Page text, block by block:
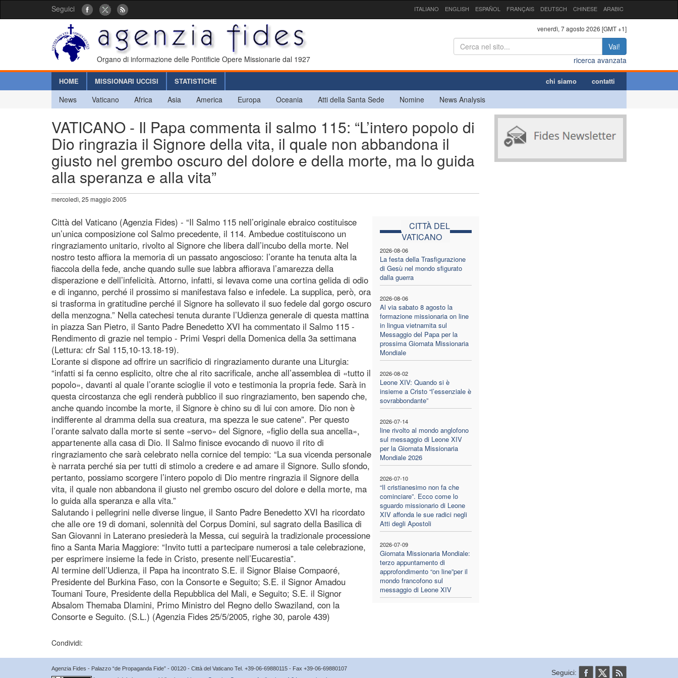
Seguici ITALIANO ENGLISH ESPAÑOL FRANÇAIS DEUTSCH CHINESE ARABIC
Organo di informazione delle Pontificie Opere Missionarie dal 1927
venerdì, 7 agosto 2026 [GMT +1]
Vai!
ricerca avanzata
HOME MISSIONARI UCCISI STATISTICHE chi siamo contatti
News Vaticano Africa Asia America Europa Oceania Atti della Santa Sede Nomine News Analysis
VATICANO - Il Papa commenta il salmo 115: “L’intero popolo di
Dio ringrazia il Signore della vita, il quale non abbandona il
giusto nel grembo oscuro del dolore e della morte, ma lo guida
alla speranza e alla vita”
mercoledì, 25 maggio 2005
CITTÀ DEL
VATICANO
2026-08-06
La festa della Trasfigurazione
di Gesù nel mondo sfigurato
dalla guerra
2026-08-06
Al via sabato 8 agosto la
formazione missionaria on line
in lingua vietnamita sul
Messaggio del Papa per la
prossima Giornata Missionaria
Mondiale
2026-08-02
Leone XIV: Quando si è
insieme a Cristo “l’essenziale è
sovrabbondante”
2026-07-14
line rivolto al mondo anglofono
sul messaggio di Leone XIV
per la Giornata Missionaria
Mondiale 2026
2026-07-10
“Il cristianesimo non fa che
cominciare”. Ecco come lo
sguardo missionario di Leone
XIV affonda le sue radici negli
Atti degli Apostoli
2026-07-09
Giornata Missionaria Mondiale:
terzo appuntamento di
approfondimento “on line”per il
mondo francofono sul
messaggio di Leone XIV
Città del Vaticano (Agenzia Fides) - “Il Salmo 115 nell’originale ebraico costituisce
un’unica composizione col Salmo precedente, il 114. Ambedue costituiscono un
ringraziamento unitario, rivolto al Signore che libera dall’incubo della morte. Nel
nostro testo affiora la memoria di un passato angoscioso: l’orante ha tenuta alta la
fiaccola della fede, anche quando sulle sue labbra affiorava l’amarezza della
disperazione e dell’infelicità. Attorno, infatti, si levava come una cortina gelida di odio
e di inganno, perché il prossimo si manifestava falso e infedele. La supplica, però, ora
si trasforma in gratitudine perché il Signore ha sollevato il suo fedele dal gorgo oscuro
della menzogna.” Nella catechesi tenuta durante l’Udienza generale di questa mattina
in piazza San Pietro, il Santo Padre Benedetto XVI ha commentato il Salmo 115 -
Rendimento di grazie nel tempio - Primi Vespri della Domenica della 3a settimana
(Lettura: cfr Sal 115,10-13.18-19).
L’orante si dispone ad offrire un sacrificio di ringraziamento durante una Liturgia:
“infatti si fa cenno esplicito, oltre che al rito sacrificale, anche all’assemblea di «tutto il
popolo», davanti al quale l’orante scioglie il voto e testimonia la propria fede. Sarà in
questa circostanza che egli renderà pubblico il suo ringraziamento, ben sapendo che,
anche quando incombe la morte, il Signore è chino su di lui con amore. Dio non è
indifferente al dramma della sua creatura, ma spezza le sue catene”. Per questo
l’orante salvato dalla morte si sente «servo» del Signore, «figlio della sua ancella»,
appartenente alla casa di Dio. Il Salmo finisce evocando di nuovo il rito di
ringraziamento che sarà celebrato nella cornice del tempio: “La sua vicenda personale
è narrata perché sia per tutti di stimolo a credere e ad amare il Signore. Sullo sfondo,
pertanto, possiamo scorgere l’intero popolo di Dio mentre ringrazia il Signore della
vita, il quale non abbandona il giusto nel grembo oscuro del dolore e della morte, ma
lo guida alla speranza e alla vita.”
Salutando i pellegrini nelle diverse lingue, il Santo Padre Benedetto XVI ha ricordato
che alle ore 19 di domani, solennità del Corpus Domini, sul sagrato della Basilica di
San Giovanni in Laterano presiederà la Messa, cui seguirà la tradizionale processione
fino a Santa Maria Maggiore: “Invito tutti a partecipare numerosi a tale celebrazione,
per esprimere insieme la fede in Cristo, presente nell’Eucarestia”.
Al termine dell’Udienza, il Papa ha incontrato S.E. il Signor Blaise Compaoré,
Presidente del Burkina Faso, con la Consorte e Seguito; S.E. il Signor Amadou
Toumani Toure, Presidente della Repubblica del Mali, e Seguito; S.E. il Signor
Absalom Themaba Dlamini, Primo Ministro del Regno dello Swaziland, con la
Consorte e Seguito. (S.L.) (Agenzia Fides 25/5/2005, righe 30, parole 439)
Condividi:
Agenzia Fides - Palazzo “de Propaganda Fide” - 00120 - Città del Vaticano Tel. +39-06-69880115 - Fax +39-06-69880107
Seguici: